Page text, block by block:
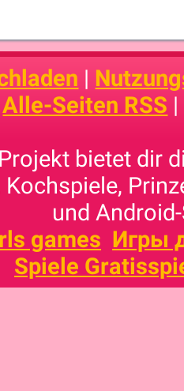
|
Alle-Seiten RSS |
bietet dir
und
games Игры
Spiele